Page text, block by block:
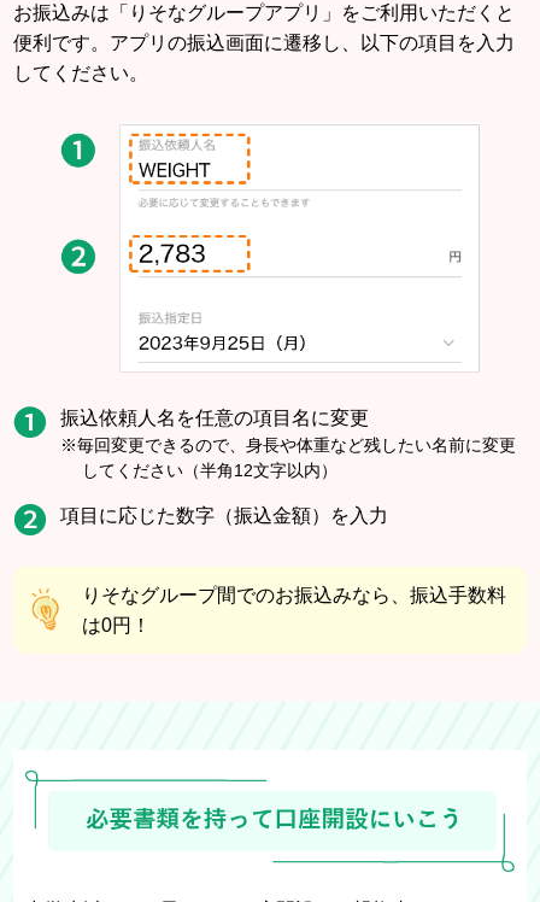
お振込みは「りそなグループアプリ」をご利用いただくと
便利です。アプリの振込画面に遷移し、以下の項目を入力
してください。
振込依頼人名を任意の項目名に変更
※毎回変更できるので、身長や体重など残したい名前に変更
してください（半角12文字以内）
項目に応じた数字（振込金額）を入力
りそなグループ間でのお振込みなら、振込手数料
は0円！